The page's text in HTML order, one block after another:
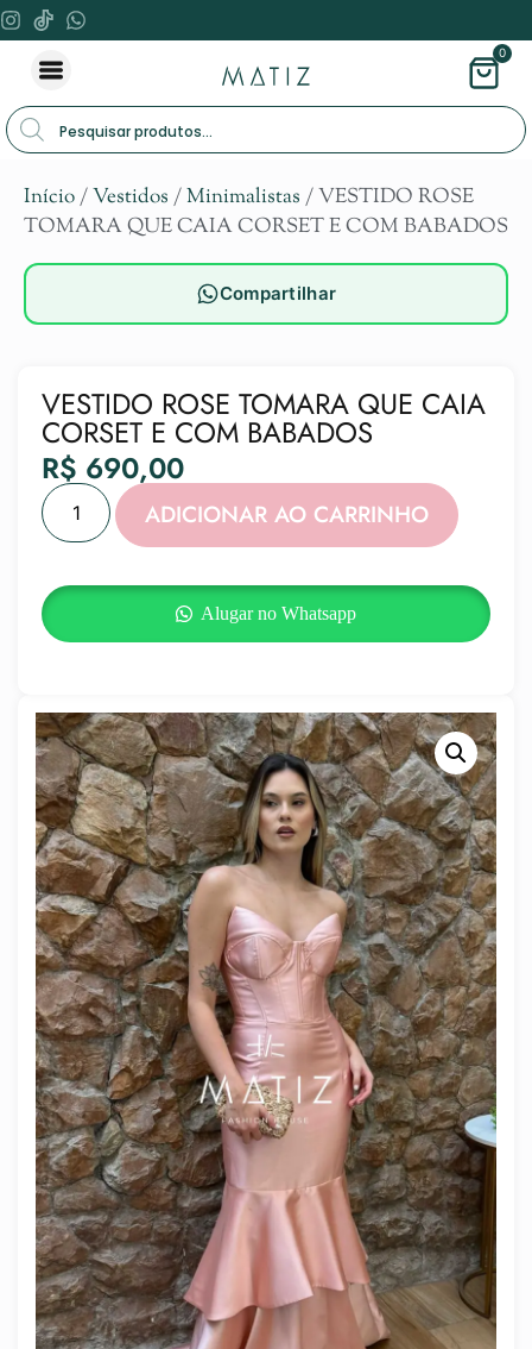
0
Início/Vestidos /Minimalistas / VESTIDO ROSE
TOMARA QUE CAIA CORSET E COM BABADOS
Compartilhar
VESTIDO ROSE TOMARA QUE CAIA
CORSET E COM BABADOS
R$ 690,00
ADICIONAR AO CARRINHO
Alugar no Whatsapp